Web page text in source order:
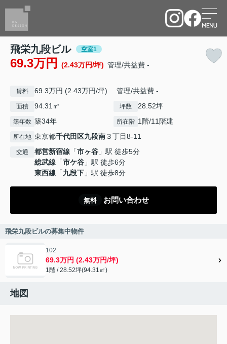
飛栄九段ビル 空室1
69.3万円 (2.43万円/坪) 管理/共益費 -
賃料 69.3万円 (2.43万円/坪) 管理/共益費 -
面積 94.31㎡ 坪数 28.52坪
築年数 築34年 所在階 1階/11階建
所在地 東京都千代田区九段南３丁目8-11
交通 都営新宿線 「市ヶ谷 」駅 徒歩5分
総武線 「市ケ谷 」駅 徒歩6分
東西線 「九段下 」駅 徒歩8分
無料 お問い合わせ
飛栄九段ビルの募集中物件
102
69.3万円 (2.43万円/坪)
1階 / 28.52坪(94.31㎡)
地図